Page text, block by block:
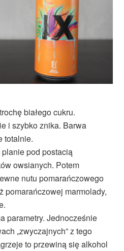
białego cukru.
i szybko znika. Barwa
totalnie.
pod postacią
owsianych. Potem
nutu pomarańczowego
pomarańczowej marmolady,
parametry. Jednocześnie
„zwyczajnych” z tego
to przewiną się alkohol